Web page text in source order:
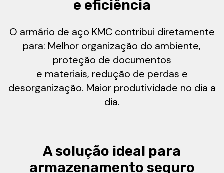
e eficiência
O armário de aço KMC contribui diretamente
para: Melhor organização do ambiente,
proteção de documentos
e materiais, redução de perdas e
desorganização. Maior produtividade no dia a
dia.
A solução ideal para
armazenamento seguro